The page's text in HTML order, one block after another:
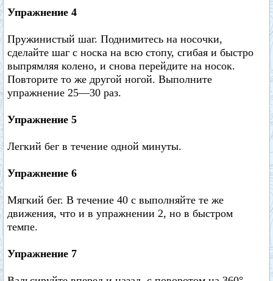
Упражнение 4
Пружинистый шаг. Поднимитесь на носочки,
сделайте шаг с носка на всю стопу, сгибая и быстро
выпрямляя колено, и снова перейдите на носок.
Повторите то же другой ногой. Выполните
упражнение 25—30 раз.
Упражнение 5
Легкий бег в течение одной минуты.
Упражнение 6
Мягкий бег. В течение 40 с выполняйте те же
движения, что и в упражнении 2, но в быстром
темпе.
Упражнение 7